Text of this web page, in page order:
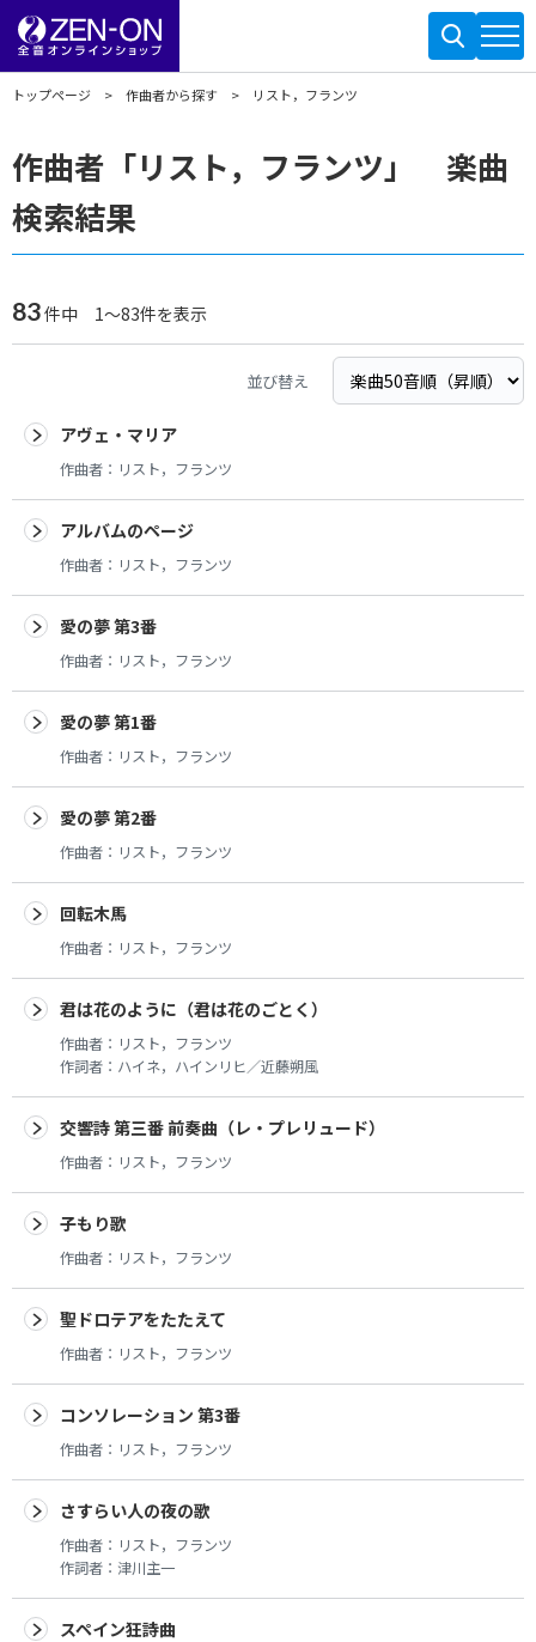
トップページ 作曲者から探す リスト，フランツ
作曲者「リスト，フランツ」 楽曲
検索結果
83件中 1～83件を表示
並び替え
アヴェ・マリア
作曲者： リスト，フランツ
アルバムのページ
作曲者： リスト，フランツ
愛の夢 第3番
作曲者： リスト，フランツ
愛の夢 第1番
作曲者： リスト，フランツ
愛の夢 第2番
作曲者： リスト，フランツ
回転木馬
作曲者： リスト，フランツ
君は花のように（君は花のごとく）
作曲者： リスト，フランツ
作詞者： ハイネ，ハインリヒ／近藤朔風
交響詩 第三番 前奏曲（レ・プレリュード）
作曲者： リスト，フランツ
子もり歌
作曲者： リスト，フランツ
聖ドロテアをたたえて
作曲者： リスト，フランツ
コンソレーション 第3番
作曲者： リスト，フランツ
さすらい人の夜の歌
作曲者： リスト，フランツ
作詞者： 津川主一
スペイン狂詩曲